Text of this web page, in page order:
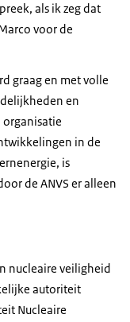
als ik zeg dat
voor de
graag en met volle
en
organisatie
in de
is
de ANVS er alleen
nucleaire veiligheid
autoriteit
Nucleaire